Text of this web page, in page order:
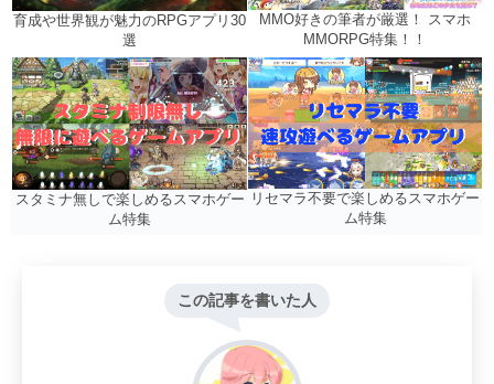
育成や世界観が魅力のRPGアプリ30
選
MMO好きの筆者が厳選！ スマホ
MMORPG特集！！
スタミナ無しで楽しめるスマホゲー
ム特集
リセマラ不要で楽しめるスマホゲー
ム特集
この記事を書いた人